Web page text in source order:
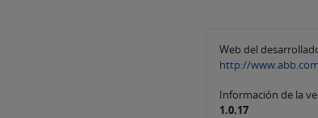
Web del
http://
Información de la
1.0.17